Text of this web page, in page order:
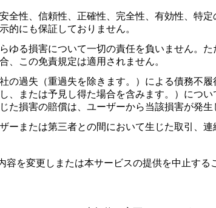
全性、信頼性、正確性、完全性、有効性、特
的にも保証しておりません。
ゆる損害について一切の責任を負いません。
、この免責規定は適用されません。
の過失（重過失を除きます。）による債務不
、または予見し得た場合を含みます。）につ
た損害の賠償は、ユーザーから当該損害が発
ーまたは第三者との間において生じた取引、
を変更しまたは本サービスの提供を中止す